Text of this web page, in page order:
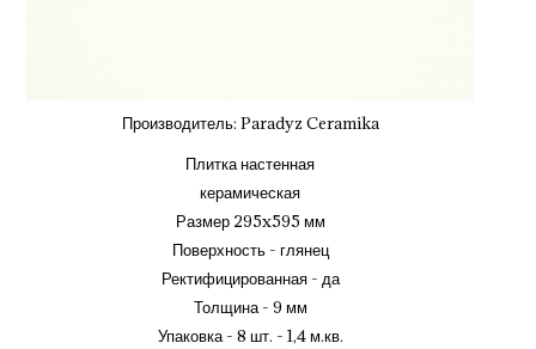
Производитель: Paradyz Ceramika
Плитка настенная
керамическая
Размер 295x595 мм
Поверхность - глянец
Ректифицированная - да
Толщина - 9 мм
Упаковка - 8 шт. - 1,4 м.кв.